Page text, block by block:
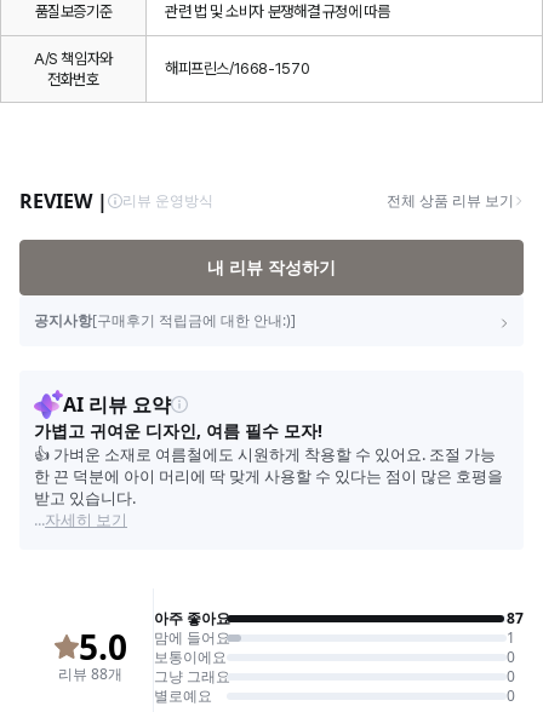
품질보증기준 관련 법 및 소비자 분쟁해결 규정에 따름
A/S 책임자와
전화번호
해피프린스/1668-1570